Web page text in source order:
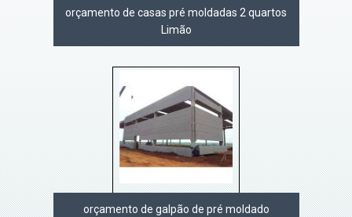
orçamento de casas pré moldadas 2 quartos
Limão
orçamento de galpão de pré moldado